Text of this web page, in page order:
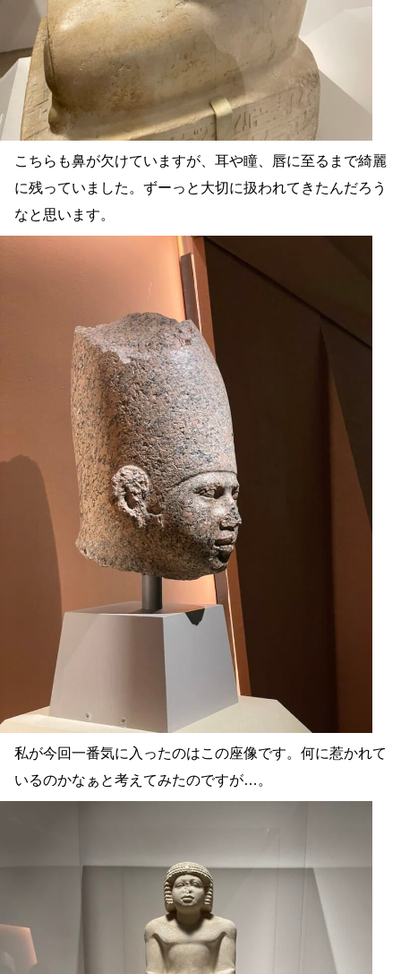
こちらも鼻が欠けていますが、耳や瞳、唇に至るまで綺麗
に残っていました。ずーっと大切に扱われてきたんだろう
なと思います。
私が今回一番気に入ったのはこの座像です。何に惹かれて
いるのかなぁと考えてみたのですが…。